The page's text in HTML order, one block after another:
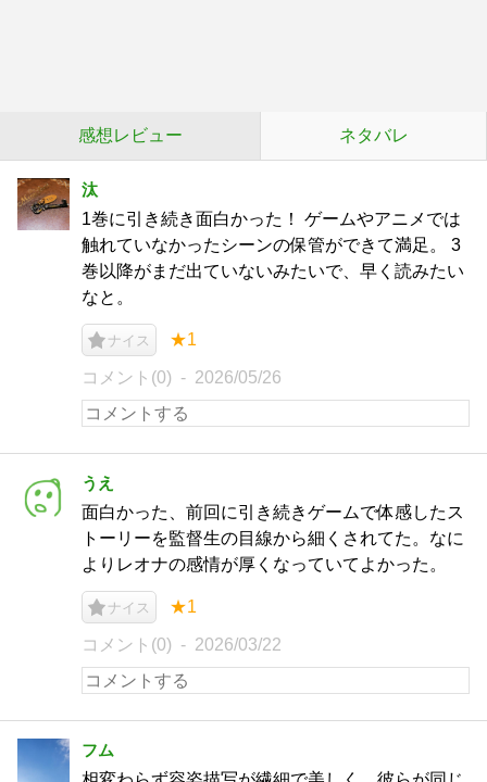
感想レビュー ネタバレ
汰
1巻に引き続き面白かった！ ゲームやアニメでは
触れていなかったシーンの保管ができて満足。 3
巻以降がまだ出ていないみたいで、早く読みたい
なと。
ナイス ★1
コメント(0) 2026/05/26
うえ
面白かった、前回に引き続きゲームで体感したス
トーリーを監督生の目線から細くされてた。なに
よりレオナの感情が厚くなっていてよかった。
ナイス ★1
コメント(0) 2026/03/22
フム